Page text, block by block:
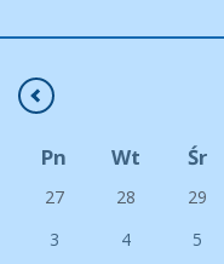
Pn Wt Śr
27 28 29
3
4 5